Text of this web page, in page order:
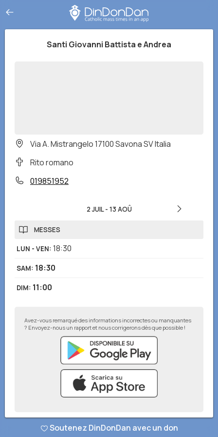
Santi Giovanni Battista e Andrea
Via A. Mistrangelo 17100 Savona SV Italia
Rito romano
019851952
2 JUIL- 13 AOÛ
MESSES
LUN - VEN: 18:30
SAM: 18:30
DIM: 11:00
Avez-vous remarqué des informations incorrectes ou manquantes
? Envoyez-nous un rapport et nous corrigerons dès que possible !
© DinDonDan App 2026–Politique de confidentialité –Ajouter à votre
Soutenez DinDonDan avec un don